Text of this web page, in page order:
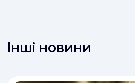
Інші новини